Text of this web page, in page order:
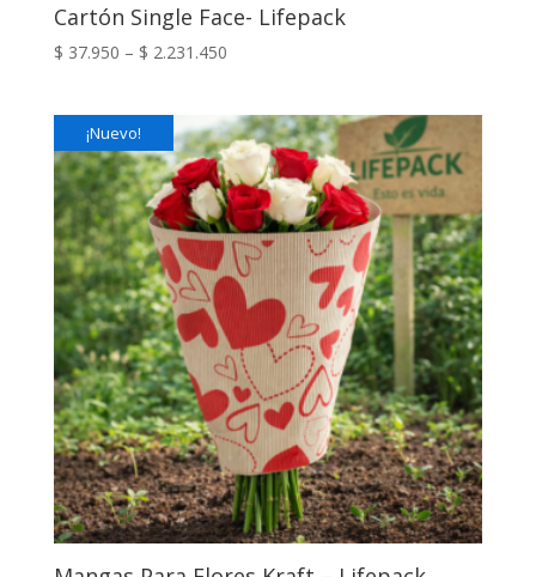
Cartón Single Face- Lifepack
$ 37.950 – $ 2.231.450
¡Nuevo!